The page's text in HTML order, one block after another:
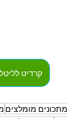
קרדיט
מתכונים מומלצים